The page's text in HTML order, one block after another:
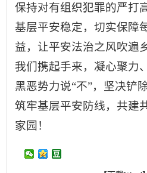
保持对有组织犯罪的严打
基层平安稳定，切实保障
益，让平安法治之风吹遍
我们携起手来，凝心聚力
黑恶势力说“不”，坚决铲
筑牢基层平安防线，共建
家园！